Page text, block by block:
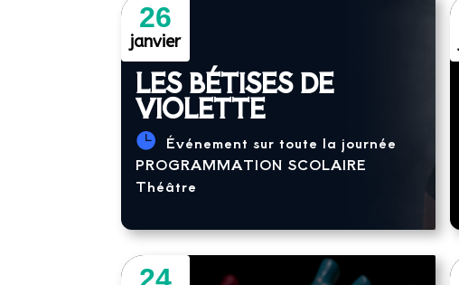
26
janvier
LES BÉTISES DE
VIOLETTE
Événement sur toute la journée
PROGRAMMATION SCOLAIRE
Théâtre